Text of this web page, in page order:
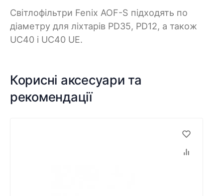
Світлофільтри Fenix AOF-S підходять по
діаметру для ліхтарів PD35, PD12, а також
UC40 і UC40 UE.
Корисні аксесуари та
рекомендації